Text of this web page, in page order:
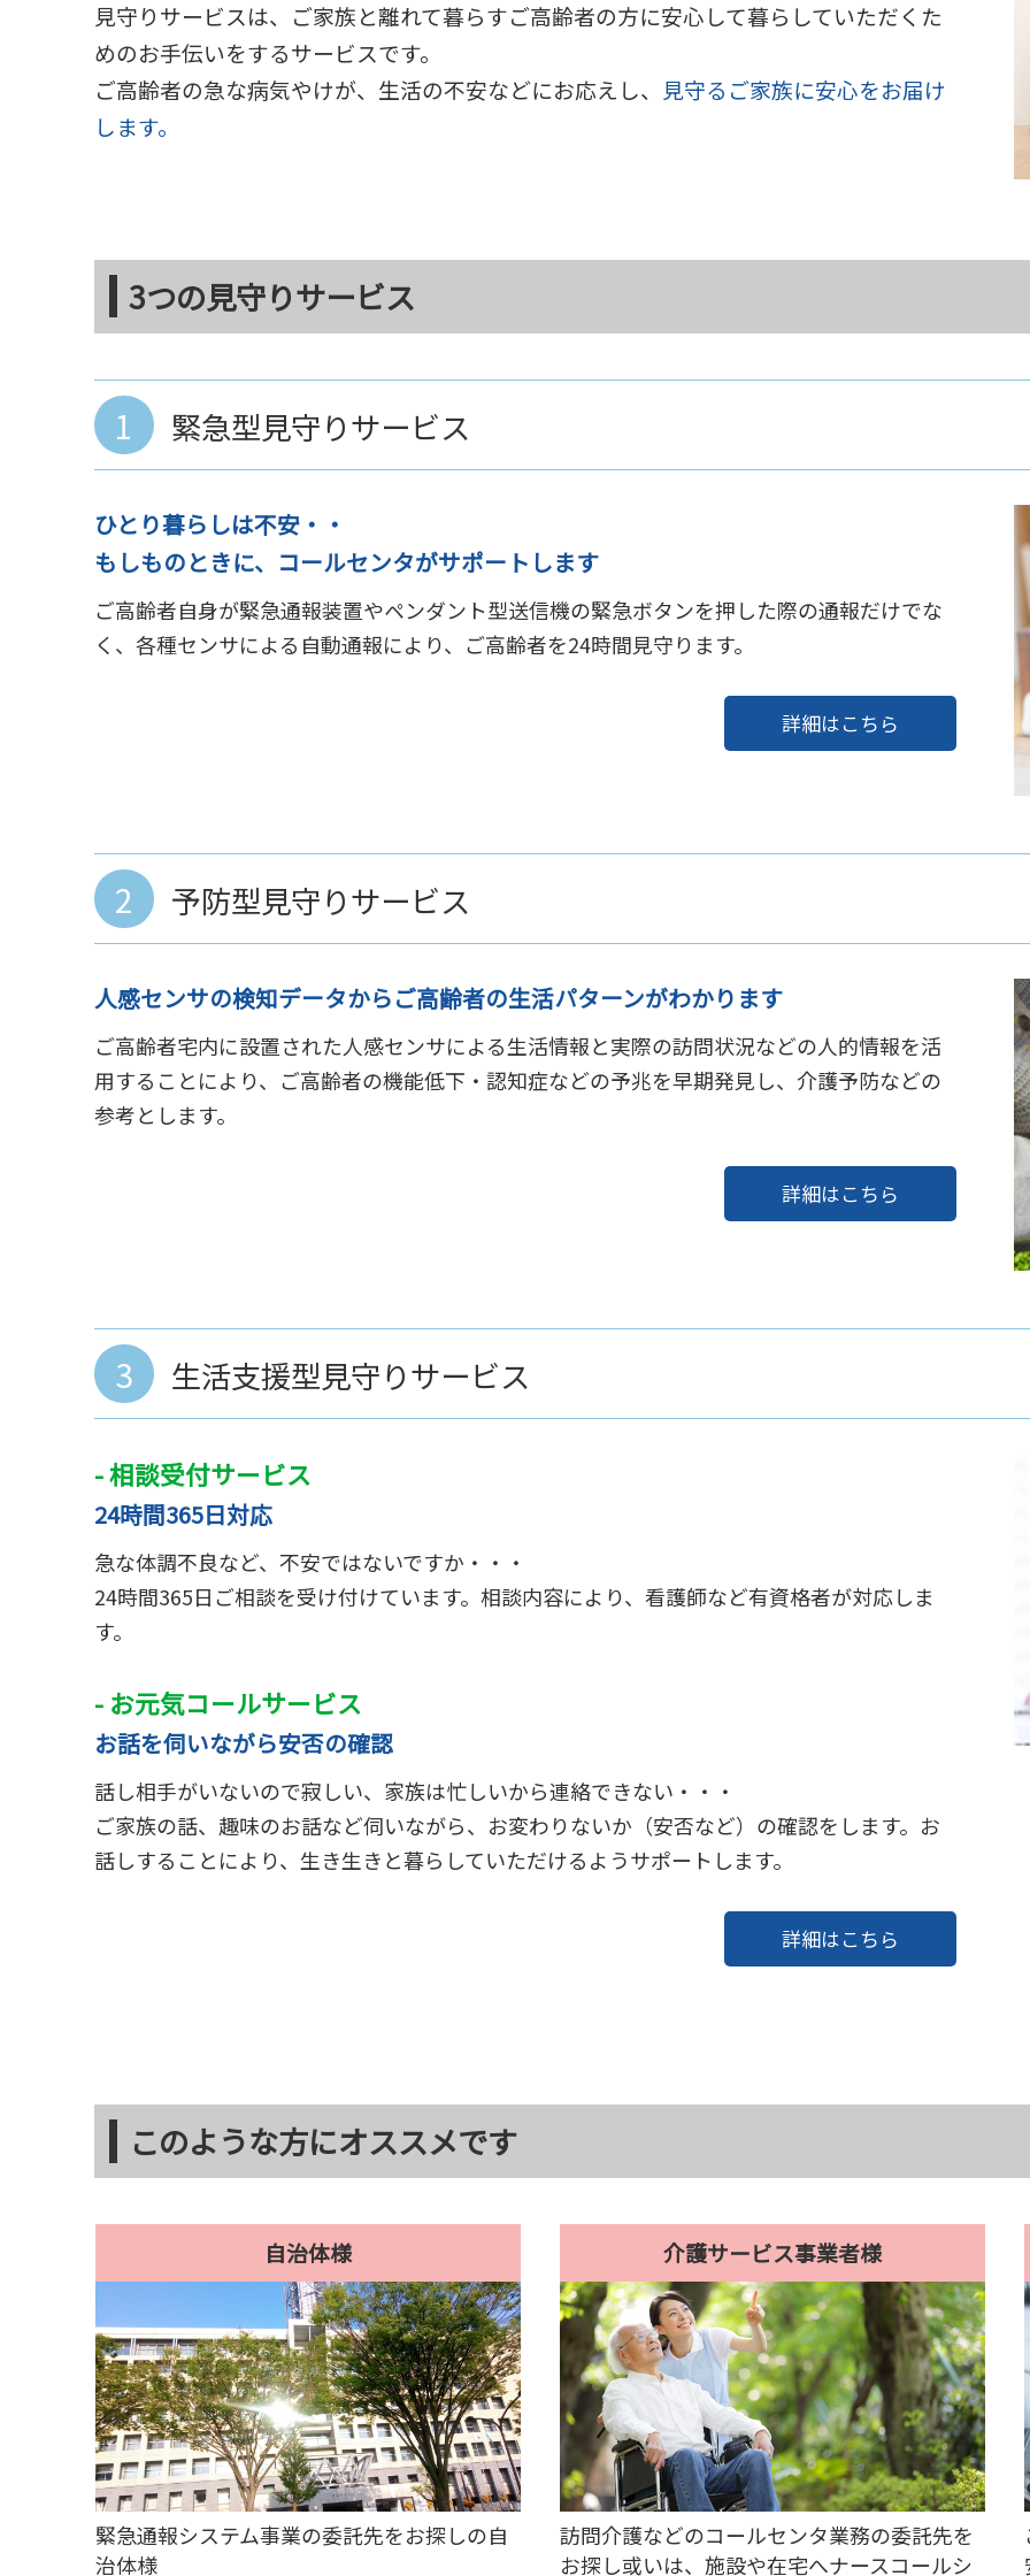
見守りサービスは、ご家族と離れて暮らすご高齢者の方に安心して暮らしていただくた
めのお手伝いをするサービスです。
ご高齢者の急な病気やけが、生活の不安などにお応えし、 見守るご家族に安心をお届け
します。
3つの見守りサービス
1 緊急型見守りサービス
ひとり暮らしは不安・・
もしものときに、コールセンタがサポートします
ご高齢者自身が緊急通報装置やペンダント型送信機の緊急ボタンを押した際の通報だけでな
く、各種センサによる自動通報により、ご高齢者を24時間見守ります。
詳細はこちら
2 予防型見守りサービス
人感センサの検知データからご高齢者の生活パターンがわかります
ご高齢者宅内に設置された人感センサによる生活情報と実際の訪問状況などの人的情報を活
用することにより、ご高齢者の機能低下・認知症などの予兆を早期発見し、介護予防などの
参考とします。
詳細はこちら
3 生活支援型見守りサービス
- 相談受付サービス
24時間365日対応
急な体調不良など、不安ではないですか・・・
24時間365日ご相談を受け付けています。相談内容により、看護師など有資格者が対応しま
す。
- お元気コールサービス
お話を伺いながら安否の確認
話し相手がいないので寂しい、家族は忙しいから連絡できない・・・
ご家族の話、趣味のお話など伺いながら、お変わりないか（安否など）の確認をします。お
話しすることにより、生き生きと暮らしていただけるようサポートします。
詳細はこちら
このような方にオススメです
自治体様
緊急通報システム事業の委託先をお探しの自
治体様
介護サービス事業者様
訪問介護などのコールセンタ業務の委託先を
お探し或いは、施設や在宅へナースコールシ